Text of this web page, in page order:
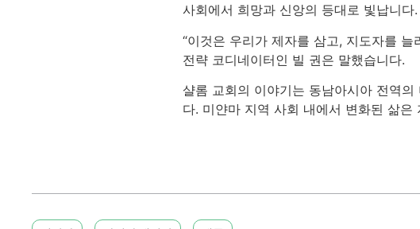
사회에서 희망과 신앙의 등대로 빛납니다.
“이것은 우리가 제자를 삼고, 지도자를
전략 코디네이터인 빌 권은 말했습니다.
샬롬 교회의 이야기는 동남아시아 전역
다. 미얀마 지역 사회 내에서 변화된 삶